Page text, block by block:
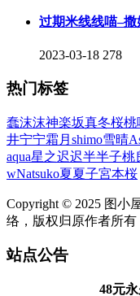
过期米线线喵–
2023-03-18 278
热门标签
蠢沫沫神楽坂真冬桜桃
井宁宁霜月shimo雪晴
aqua星之迟迟半半子桃
wNatsuko夏夏子宮本桜
Copyright © 2025 图小
络，版权归原作者所有
站点公告
48元